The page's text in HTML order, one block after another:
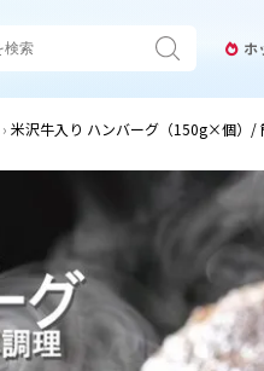
ホ
米沢牛入り ハンバーグ（150g×個）/